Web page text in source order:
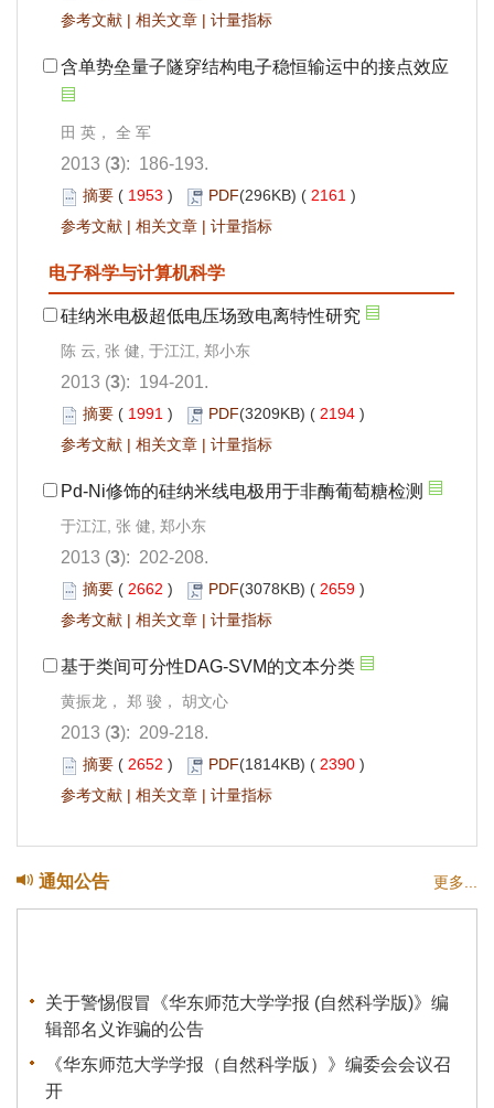
参考文献 | 相关文章 | 计量指标
含单势垒量子隧穿结构电子稳恒输运中的接点效应
田 英， 全 军
2013 (3): 186-193.
摘要 ( 1953 ) PDF(296KB) ( 2161 )
参考文献 | 相关文章 | 计量指标
电子科学与计算机科学
硅纳米电极超低电压场致电离特性研究
陈 云, 张 健, 于江江, 郑小东
2013 (3): 194-201.
摘要 ( 1991 ) PDF(3209KB) ( 2194 )
参考文献 | 相关文章 | 计量指标
Pd-Ni修饰的硅纳米线电极用于非酶葡萄糖检测
于江江, 张 健, 郑小东
2013 (3): 202-208.
摘要 ( 2662 ) PDF(3078KB) ( 2659 )
参考文献 | 相关文章 | 计量指标
基于类间可分性DAG-SVM的文本分类
黄振龙， 郑 骏， 胡文心
2013 (3): 209-218.
摘要 ( 2652 ) PDF(1814KB) ( 2390 )
参考文献 | 相关文章 | 计量指标
通知公告 更多...
关于警惕假冒《华东师范大学学报 (自然科学版)》编
辑部名义诈骗的公告
《华东师范大学学报（自然科学版）》编委会会议召
开